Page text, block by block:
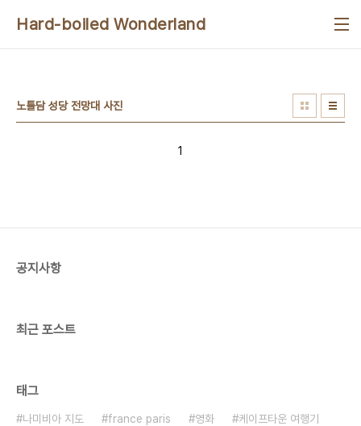
Hard-boiled Wonderland
노틀담 성당 전망대 사진
1
공지사항
최근 포스트
태그
나미비아 지도 france paris 영화
케이프타운 여행기